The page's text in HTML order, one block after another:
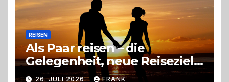
REISEN
Als Paar reisen – die
Gelegenheit, neue Reiseziele
zu entdecken
26. JULI 2026 FRANK